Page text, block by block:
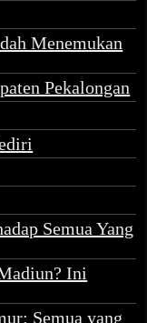
Menemukan
Pekalongan
Semua Yang
Ini
Semua yang